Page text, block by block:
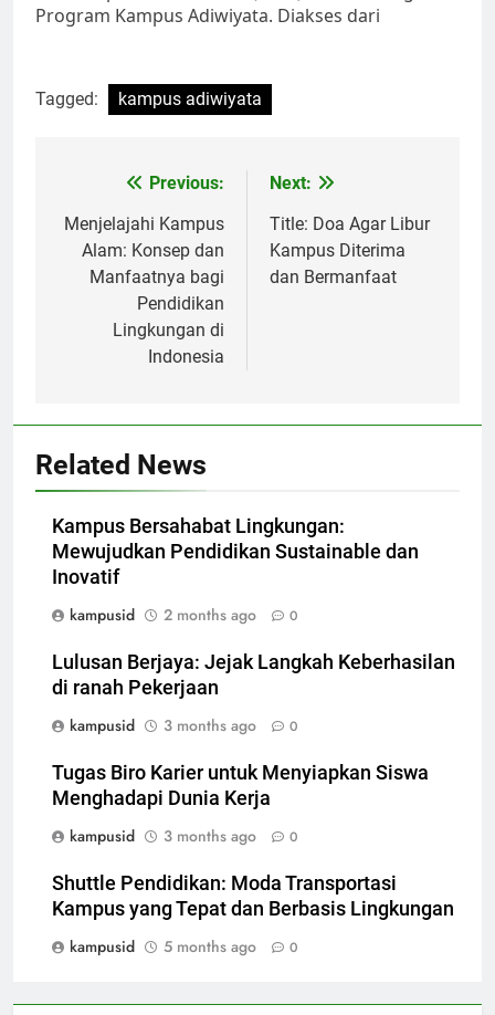
Program Kampus Adiwiyata. Diakses dari
Tagged: kampus adiwiyata
navigation
Previous:
Menjelajahi Kampus
Alam: Konsep dan
Manfaatnya bagi
Pendidikan
Lingkungan di
Indonesia
Next:
Title: Doa Agar Libur
Kampus Diterima
dan Bermanfaat
Related News
Kampus Bersahabat Lingkungan:
Mewujudkan Pendidikan Sustainable dan
Inovatif
kampusid
2 months ago 0
Lulusan Berjaya: Jejak Langkah Keberhasilan
di ranah Pekerjaan
kampusid
3 months ago 0
Tugas Biro Karier untuk Menyiapkan Siswa
Menghadapi Dunia Kerja
kampusid
3 months ago 0
Shuttle Pendidikan: Moda Transportasi
Kampus yang Tepat dan Berbasis Lingkungan
kampusid
5 months ago 0